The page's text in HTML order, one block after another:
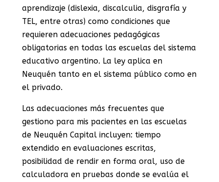
aprendizaje (dislexia, discalculia, disgrafía y
TEL, entre otras) como condiciones que
requieren adecuaciones pedagógicas
obligatorias en todas las escuelas del sistema
educativo argentino. La ley aplica en
Neuquén tanto en el sistema público como en
el privado.
Las adecuaciones más frecuentes que
gestiono para mis pacientes en las escuelas
de Neuquén Capital incluyen: tiempo
extendido en evaluaciones escritas,
posibilidad de rendir en forma oral, uso de
calculadora en pruebas donde se evalúa el